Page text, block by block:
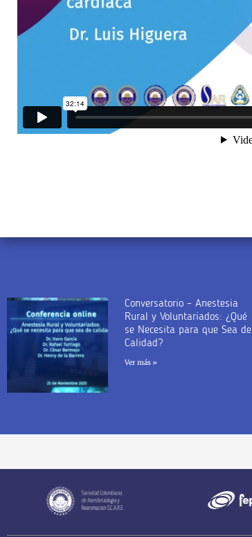
Conversatorio – Anestesia
Rural y Voluntariados: ¿Qué
se Necesita para que Sea de
Calidad?
Ver más »